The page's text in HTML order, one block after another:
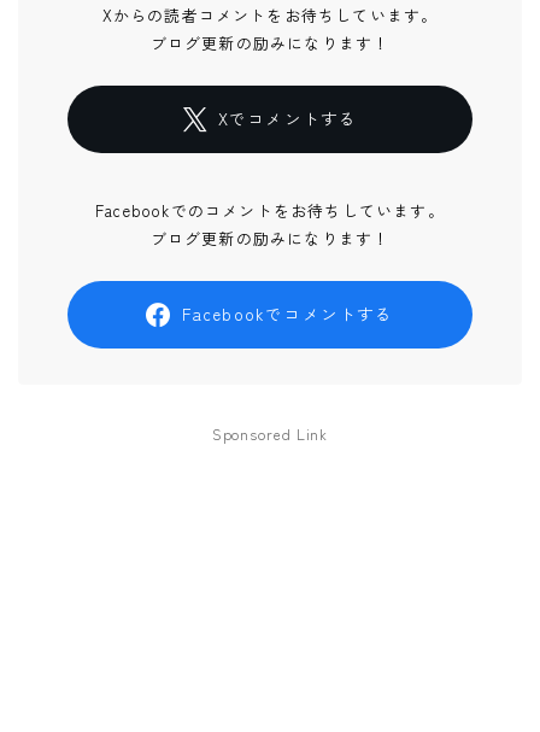
Xからの読者コメントをお待ちしています。
ブログ更新の励みになります！
Xでコメントする
Facebookでのコメントをお待ちしています。
ブログ更新の励みになります！
Facebookでコメントする
Sponsored Link